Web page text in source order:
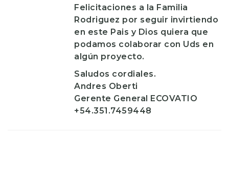
Felicitaciones a la Familia
Rodriguez por seguir invirtiendo
en este Pais y Dios quiera que
podamos colaborar con Uds en
algún proyecto.
Saludos cordiales.
Andres Oberti
Gerente General ECOVATIO
+54.351.7459448